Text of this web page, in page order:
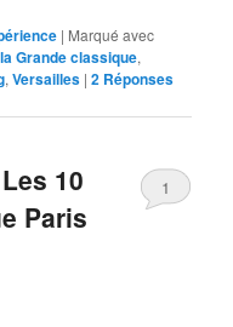
| Marqué avec
la Grande classique,
,Versailles |2 Réponses
10
Paris
1